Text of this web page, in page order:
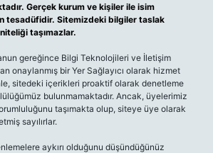
Gerçek kurum ve kişiler ile isim
tesadüfidir. Sitemizdeki bilgiler taslak
taşımazlar.
gereğince Bilgi Teknolojileri ve İletişim
onaylanmış bir Yer Sağlayıcı olarak hizmet
sitedeki içerikleri proaktif olarak denetleme
bulunmamaktadır. Ancak, üyelerimiz
taşımakta olup, siteye üye olarak
sayılırlar.
aykırı olduğunu düşündüğünüz